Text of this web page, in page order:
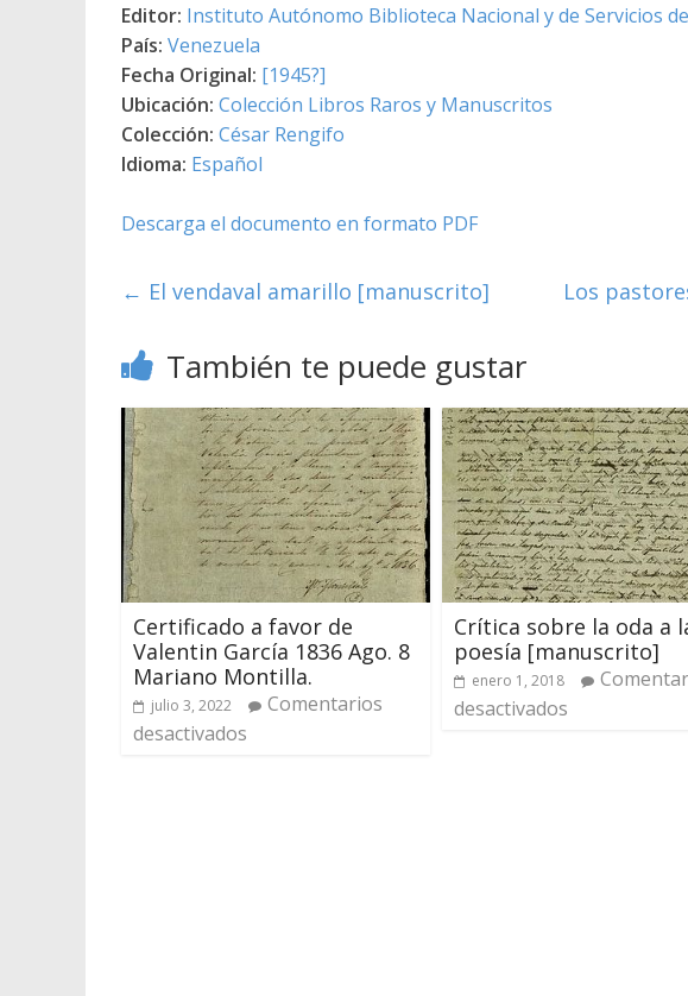
Editor: Instituto Autónomo Biblioteca Nacional y de Servicios
País: Venezuela
Fecha Original: [1945?]
Ubicación: Colección Libros Raros y Manuscritos
Colección: César Rengifo
Idioma: Español
Descarga el documento en formato PDF
← El vendaval amarillo [manuscrito] Los
También te puede gustar
Certificado a favor de
Valentin García 1836 Ago. 8
Mariano Montilla.
julio 3, 2022
Comentarios
desactivados
Crítica sobre la oda a
poesía [manuscrito]
enero 1, 2018
desactivados